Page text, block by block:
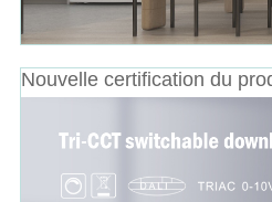
Nouvelle certification du